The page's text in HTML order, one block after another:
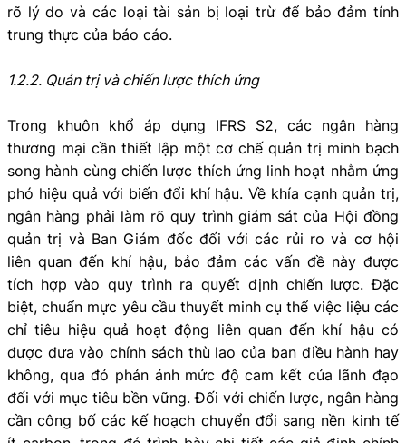
rõ lý do và các loại tài sản bị loại trừ để bảo đảm tính
trung thực của báo cáo.
1.2.2. Quản trị và chiến lược thích ứng
Trong khuôn khổ áp dụng IFRS S2, các ngân hàng
thương mại cần thiết lập một cơ chế quản trị minh bạch
song hành cùng chiến lược thích ứng linh hoạt nhằm ứng
phó hiệu quả với biến đổi khí hậu. Về khía cạnh quản trị,
ngân hàng phải làm rõ quy trình giám sát của Hội đồng
quản trị và Ban Giám đốc đối với các rủi ro và cơ hội
liên quan đến khí hậu, bảo đảm các vấn đề này được
tích hợp vào quy trình ra quyết định chiến lược. Đặc
biệt, chuẩn mực yêu cầu thuyết minh cụ thể việc liệu các
chỉ tiêu hiệu quả hoạt động liên quan đến khí hậu có
được đưa vào chính sách thù lao của ban điều hành hay
không, qua đó phản ánh mức độ cam kết của lãnh đạo
đối với mục tiêu bền vững. Đối với chiến lược, ngân hàng
cần công bố các kế hoạch chuyển đổi sang nền kinh tế